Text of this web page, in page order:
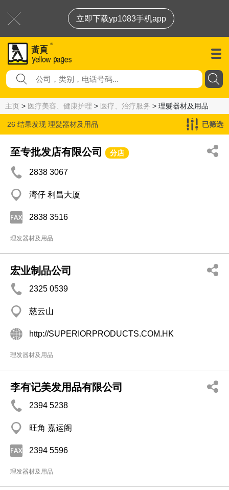
立即下载yp1083手机app
主页 > 医疗美容、健康护理 > 医疗、治疗服务 > 理髮器材及用品
26 结果发现 理髮器材及用品 已筛选
至专批发店有限公司 分店
2838 3067
湾仔 利昌大厦
2838 3516
理发器材及用品
宏业制品公司
2325 0539
慈云山
http://SUPERIORPRODUCTS.COM.HK
理发器材及用品
李有记美发用品有限公司
2394 5238
旺角 嘉运阁
2394 5596
理发器材及用品